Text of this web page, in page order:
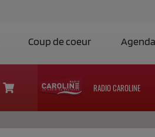
Coup de coeur Agenda
RADIO CAROLINE